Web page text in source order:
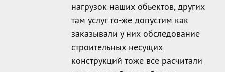
нагрузок наших обьектов, других
там услуг то-же допустим как
заказывали у них обследование
строительных несущих
конструкций тоже всё расчитали